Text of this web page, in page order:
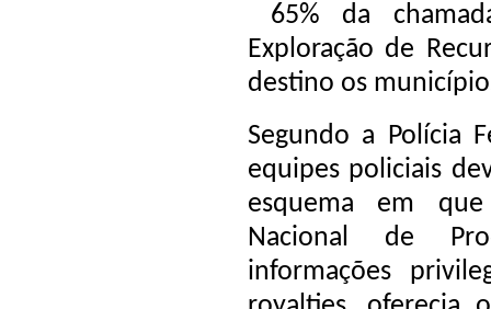
65% da
Exploração de
destino os
Segundo a Polícia
equipes policiais
esquema em
Nacional de
informações